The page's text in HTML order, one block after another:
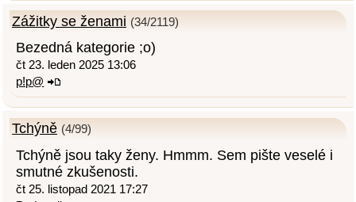
Zážitky se ženami (34/2119)
Bezedná kategorie ;o)
čt 23. leden 2025 13:06
p!p@
Tchýně (4/99)
Tchýně jsou taky ženy. Hmmm. Sem pište veselé i
smutné zkušenosti.
čt 25. listopad 2021 17:27